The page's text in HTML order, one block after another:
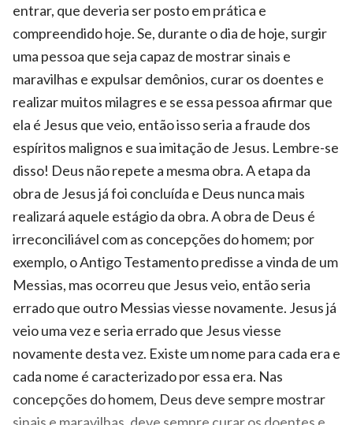
entrar, que deveria ser posto em prática e
compreendido hoje. Se, durante o dia de hoje, surgir
uma pessoa que seja capaz de mostrar sinais e
maravilhas e expulsar demônios, curar os doentes e
realizar muitos milagres e se essa pessoa afirmar que
ela é Jesus que veio, então isso seria a fraude dos
espíritos malignos e sua imitação de Jesus. Lembre-se
disso! Deus não repete a mesma obra. A etapa da
obra de Jesus já foi concluída e Deus nunca mais
realizará aquele estágio da obra. A obra de Deus é
irreconciliável com as concepções do homem; por
exemplo, o Antigo Testamento predisse a vinda de um
Messias, mas ocorreu que Jesus veio, então seria
errado que outro Messias viesse novamente. Jesus já
veio uma vez e seria errado que Jesus viesse
novamente desta vez. Existe um nome para cada era e
cada nome é caracterizado por essa era. Nas
concepções do homem, Deus deve sempre mostrar
sinais e maravilhas, deve sempre curar os doentes e